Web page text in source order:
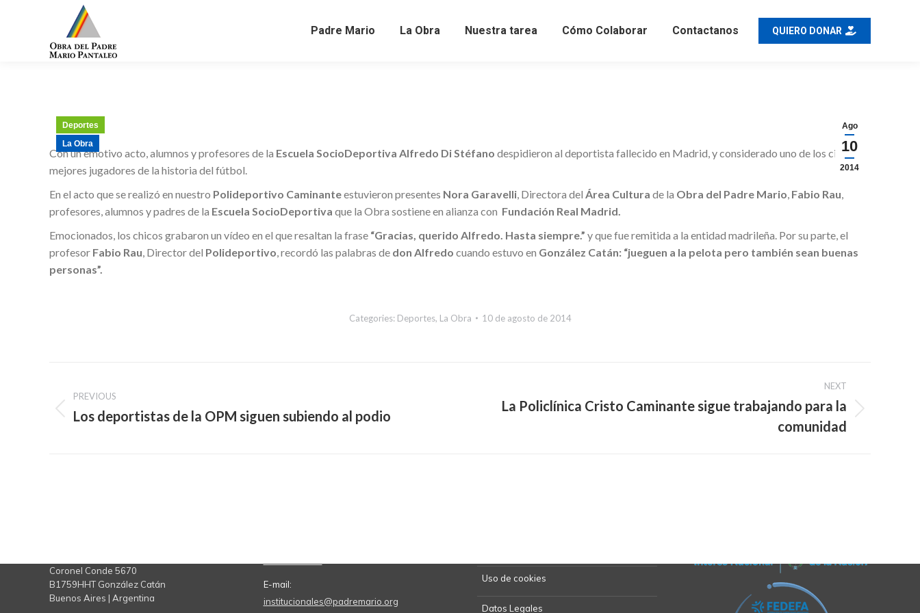
Padre Mario La Obra Nuestra tarea Cómo Colaborar Contactanos QUIERO DONAR
Ago
10
2014
Deportes
La Obra
Con un emotivo acto, alumnos y profesores de la Escuela SocioDeportiva Alfredo Di Stéfano despidieron al deportista fallecido en Madrid, y considerado uno de los cinco
mejores jugadores de la historia del fútbol.
En el acto que se realizó en nuestro Polideportivo Caminanteestuvieron presentes Nora Garavelli, Directora del Área Cultura de la Obra del Padre Mario, Fabio Rau,
profesores, alumnos y padres de la Escuela SocioDeportiva que la Obra sostiene en alianza con Fundación Real Madrid.
Emocionados, los chicos grabaron un vídeo en el que resaltan la frase “Gracias, querido Alfredo. Hasta siempre.” y que fue remitida a la entidad madrileña. Por su parte, el
profesor Fabio Rau, Director del Polideportivo, recordó las palabras de don Alfredo cuando estuvo en González Catán: “jueguen a la pelota pero también sean buenas
personas”.
Categories: Deportes, La Obra 10 de agosto de 2014
navigation
PREVIOUS
Previous
Los deportistas de la OPM siguen subiendo al podio
NEXT
Next
La Policlínica Cristo Caminante sigue trabajando para la
comunidad
Coronel Conde 5670
B1759HHT González Catán
Buenos Aires | Argentina
E-mail:
institucionales@padremario.org
Uso de cookies
Datos Legales